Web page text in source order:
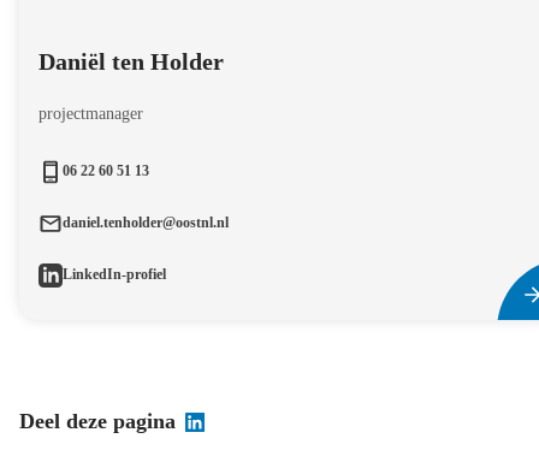
Daniël ten Holder
projectmanager
06 22 60 51 13
daniel.tenholder@oostnl.nl
LinkedIn-profiel
Deel deze pagina